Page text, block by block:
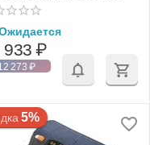
P-CB-115)
933 ₽
273 ₽
5%